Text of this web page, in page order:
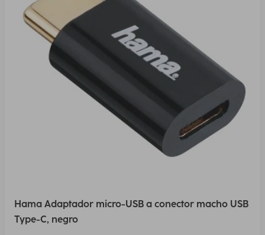
Hama Adaptador micro-USB a conector macho USB
Type-C, negro